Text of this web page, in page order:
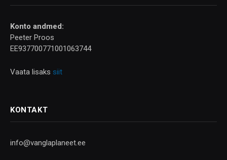
Konto andmed:
Peeter Proos
EE937700771001063744
Vaata lisaks siit
KONTAKT
info@vanglaplaneet.ee